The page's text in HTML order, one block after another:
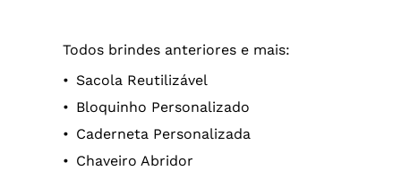
Todos brindes anteriores e mais:
Sacola Reutilizável
Bloquinho Personalizado
Caderneta Personalizada
Chaveiro Abridor